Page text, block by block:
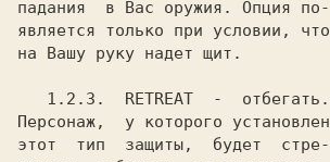
падания  в Вас оружия. Опция по-
является только при условии, что
на Вашу руку надет щит.
1.2.3.
  RETREAT
  -  отбегать.
Персонаж,  у которого установлен
этот  тип  защиты,  будет  стре-